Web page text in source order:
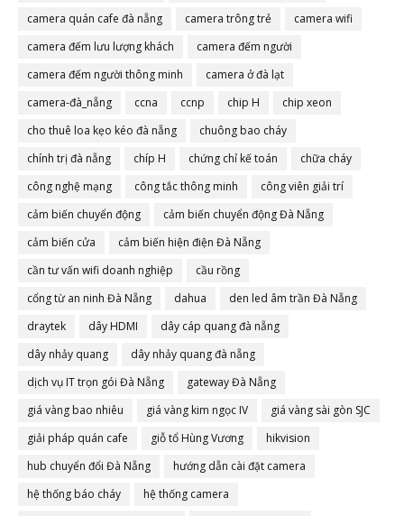
camera quán cafe đà nẵng
camera trông trẻ
camera wifi
camera đếm lưu lượng khách
camera đếm người
camera đếm người thông minh
camera ở đà lạt
camera-đà_nẵng
ccna ccnp chip H
chip xeon
cho thuê loa kẹo kéo đà nẵng
chuông bao cháy
chính trị đà nẵng
chíp H chứng chỉ kế toán
chữa cháy
công nghệ mạng
công tắc thông minh
công viên giải trí
cảm biến chuyển động
cảm biến chuyển động Đà Nẵng
cảm biến cửa
cảm biến hiện điện Đà Nẵng
cần tư vấn wifi doanh nghiệp
cầu rồng
cổng từ an ninh Đà Nẵng
dahua
den led âm trần Đà Nẵng
draytek
dây HDMI
dây cáp quang đà nẵng
dây nhảy quang
dây nhảy quang đà nẵng
dịch vụ IT trọn gói Đà Nẵng
gateway Đà Nẵng
giá vàng bao nhiêu
giá vàng kim ngọc IV
giá vàng sài gòn SJC
giải pháp quán cafe
giỗ tổ Hùng Vương
hikvision
hub chuyển đổi Đà Nẵng
hướng dẫn cài đặt camera
hệ thống báo cháy
hệ thống camera